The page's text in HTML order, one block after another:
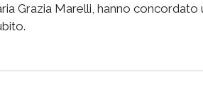
Grazia Marelli, hanno concordato